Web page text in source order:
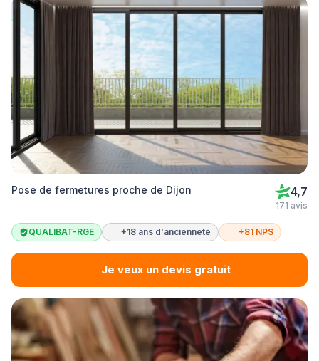
Pose de fermetures proche de Dijon 4,7
171 avis
QUALIBAT-RGE +18 ans d'ancienneté +81 NPS
Je veux un devis gratuit